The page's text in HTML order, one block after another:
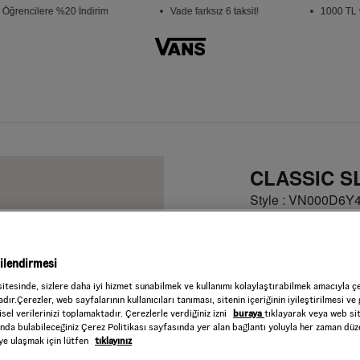
%20 İndirim • Vade farksız 6 taksit! • 1000 TL
CLASSIC
Style :
Seçiniz
sizlere daha iyi hizmet sunabilmek ve kullanımı kolaylaştırabilmek amacıyla
web sayfalarının kullanıcıları tanıması, sitenin içeriğinin iyileştirilmesi
verilerinizi toplamaktadır. Çerezlerle verdiğiniz izni
buraya tıklayarak veya web
bulabileceğiniz Çerez Politikası sayfasında yer alan bağlantı yoluyla her zaman
ulaşmak için lütfen tıklayınız